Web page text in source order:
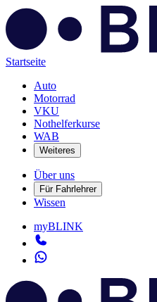
Startseite
Auto
Motorrad
VKU
Nothelferkurse
WAB
Weiteres
Über uns
Für Fahrlehrer
Wissen
myBLINK